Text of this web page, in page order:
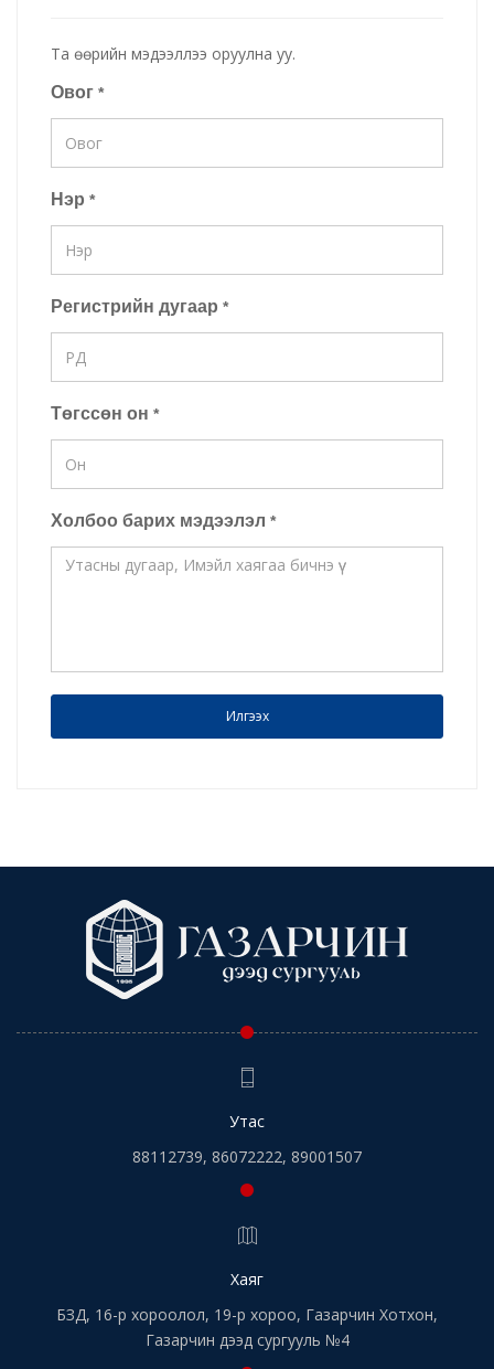
Та өөрийн мэдээллээ оруулна уу.
Овог *
Нэр *
Регистрийн дугаар *
Төгссөн он *
Холбоо барих мэдээлэл *
Илгээх
Утас
88112739, 86072222, 89001507
Хаяг
БЗД, 16-р хороолол, 19-р хороо, Газарчин Хотхон,
Газарчин дээд сургууль №4